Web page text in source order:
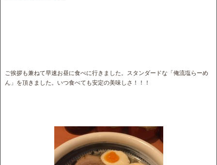
ご挨拶も兼ねて早速お昼に食べに行きました。スタンダードな「俺流塩らーめ
ん」を頂きました。いつ食べても安定の美味しさ！！！